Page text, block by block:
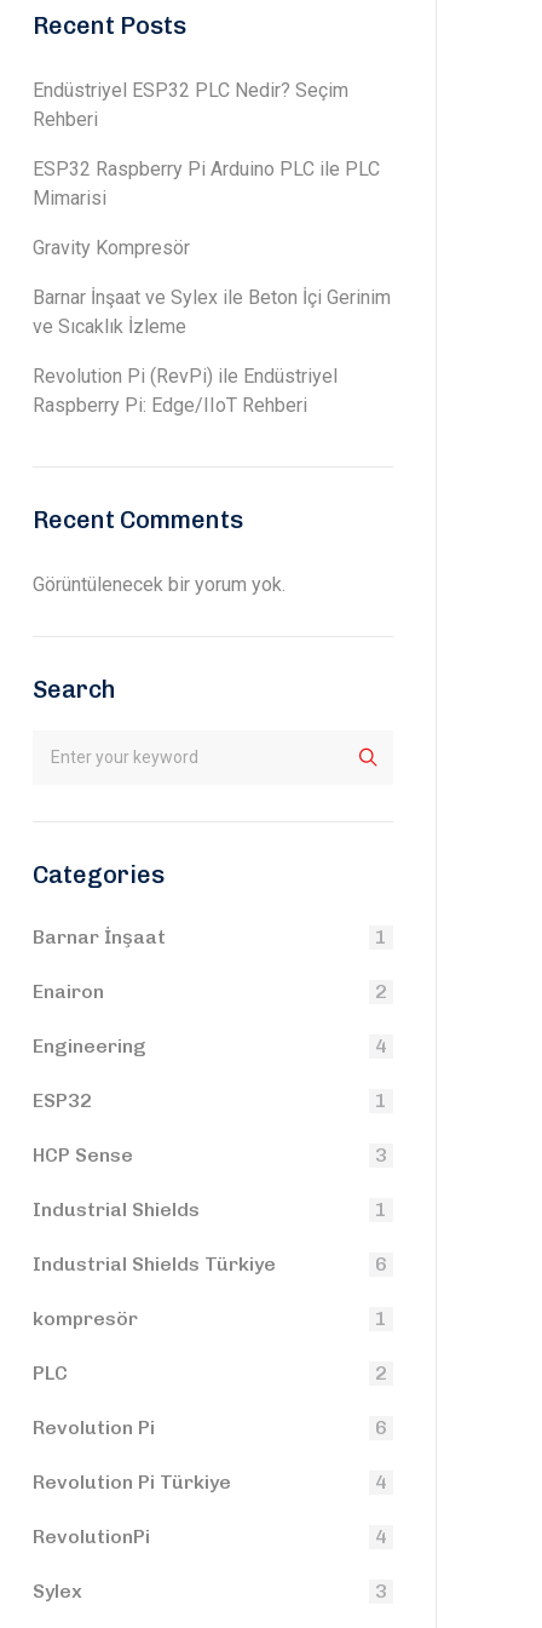
Recent Posts
Endüstriyel ESP32 PLC Nedir? Seçim
Rehberi
ESP32 Raspberry Pi Arduino PLC ile PLC
Mimarisi
Gravity Kompresör
Barnar İnşaat ve Sylex ile Beton İçi Gerinim
ve Sıcaklık İzleme
Revolution Pi (RevPi) ile Endüstriyel
Raspberry Pi: Edge/IIoT Rehberi
Recent Comments
Görüntülenecek bir yorum yok.
Search
Categories
Barnar İnşaat 1
Enairon 2
Engineering 4
ESP32 1
HCP Sense 3
Industrial Shields 1
Industrial Shields Türkiye 6
kompresör 1
PLC 2
Revolution Pi 6
Revolution Pi Türkiye 4
RevolutionPi 4
Sylex 3